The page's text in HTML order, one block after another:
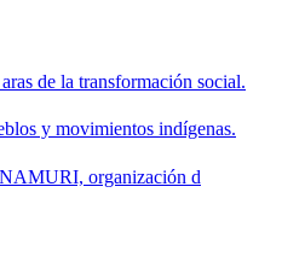
de la transformación social.
y movimientos indígenas.
organización d